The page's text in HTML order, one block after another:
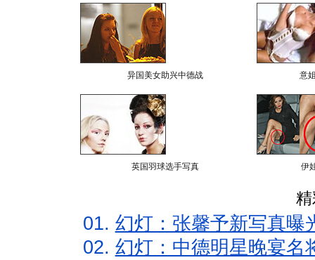
异国美女助兴中德战 意
英国羽球选手写真 伊
01. 幻灯：张馨予新写真曝
02. 幻灯：中德明星晚宴名